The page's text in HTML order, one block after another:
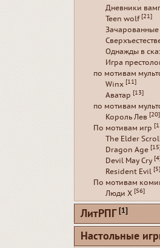
Дневники
Teen wolf [21]
Зачарованные
Однажды в
Игра
по мотивам
Winx [11]
Аватар [13]
по мотивам
Король Лев [20]
По мотивам игр
The Elder
Dragon Age [15]
Devil May Cry [4]
Resident Evil [5]
По мотивам
Люди Х [56]
ЛитРПГ [1]
Настольные